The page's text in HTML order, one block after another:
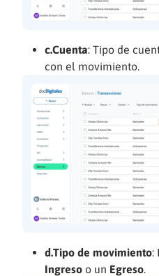
c.Cuenta: Tipo de
con el movimiento.
d.Tipo de movimiento:
Ingreso o un Egreso.